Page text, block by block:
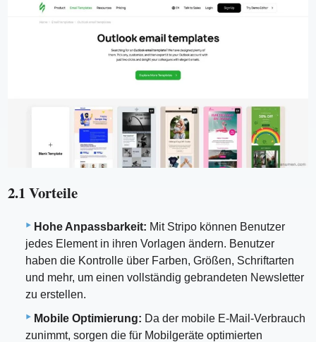
2.1 Vorteile
Hohe Anpassbarkeit: Mit Stripo können Benutzer
jedes Element in ihren Vorlagen ändern. Benutzer
haben die Kontrolle über Farben, Größen, Schriftarten
und mehr, um einen vollständig gebrandeten Newsletter
zu erstellen.
Mobile Optimierung: Da der mobile E-Mail-Verbrauch
zunimmt, sorgen die für Mobilgeräte optimierten